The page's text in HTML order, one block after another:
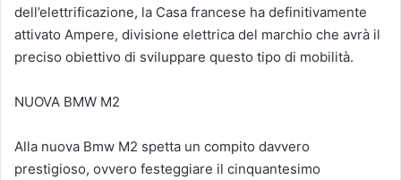
dell’elettrificazione, la Casa francese ha definitivamente
attivato Ampere, divisione elettrica del marchio che avrà il
preciso obiettivo di sviluppare questo tipo di mobilità.
NUOVA BMW M2
Alla nuova Bmw M2 spetta un compito davvero
prestigioso, ovvero festeggiare il cinquantesimo